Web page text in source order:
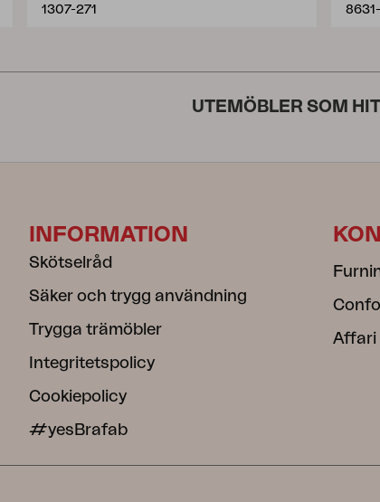
1307-271
UTEMÖBLER SOM
INFORMATION
Skötselråd
Säker och trygg användning
Trygga trämöbler
Integritetspolicy
Cookiepolicy
#yesBrafab
Affari